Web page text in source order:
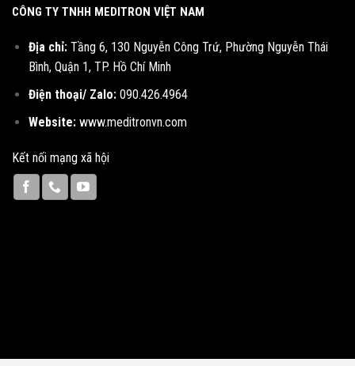
CÔNG TY TNHH MEDITRON VIỆT NAM
Địa chỉ: Tầng 6, 130 Nguyễn Công Trứ, Phường Nguyễn Thái
Bình, Quận 1, TP. Hồ Chí Minh
Điện thoại/ Zalo: 090.426.4964
Website: www.meditronvn.com
Kết nối mạng xã hội